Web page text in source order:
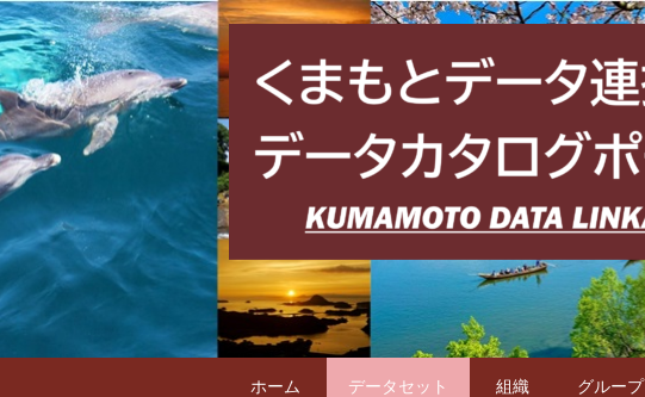
ホーム データセット 組織 グループ